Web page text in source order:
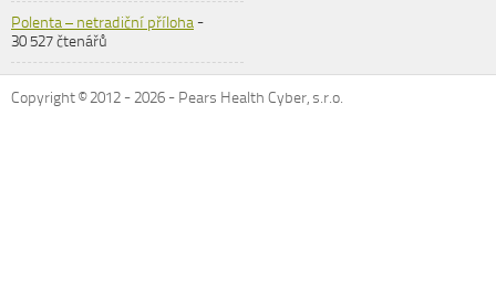
Polenta – netradiční příloha-
30 527 čtenářů
Copyright © 2012 -2026 - Pears Health Cyber, s.r.o.